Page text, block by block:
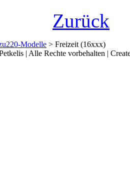
Zurück
Modelle > Freizeit (16xxx)
| Alle Rechte vorbehalten |